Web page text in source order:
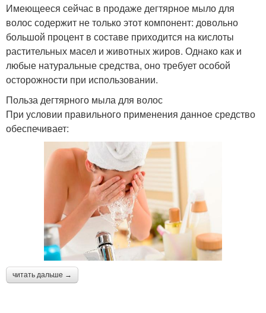
Имеющееся сейчас в продаже дегтярное мыло для
волос содержит не только этот компонент: довольно
большой процент в составе приходится на кислоты
растительных масел и животных жиров. Однако как и
любые натуральные средства, оно требует особой
осторожности при использовании.
Польза дегтярного мыла для волос
При условии правильного применения данное средство
обеспечивает:
читать дальше →